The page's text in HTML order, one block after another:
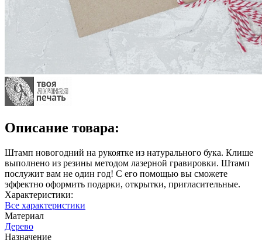
Описание товара:
Штамп новогодний на рукоятке из натурального бука. Клише
выполнено из резины методом лазерной гравировки. Штамп
послужит вам не один год! С его помощью вы сможете
эффектно оформить подарки, открытки, пригласительные.
Характеристики:
Все характеристики
Материал
Дерево
Назначение